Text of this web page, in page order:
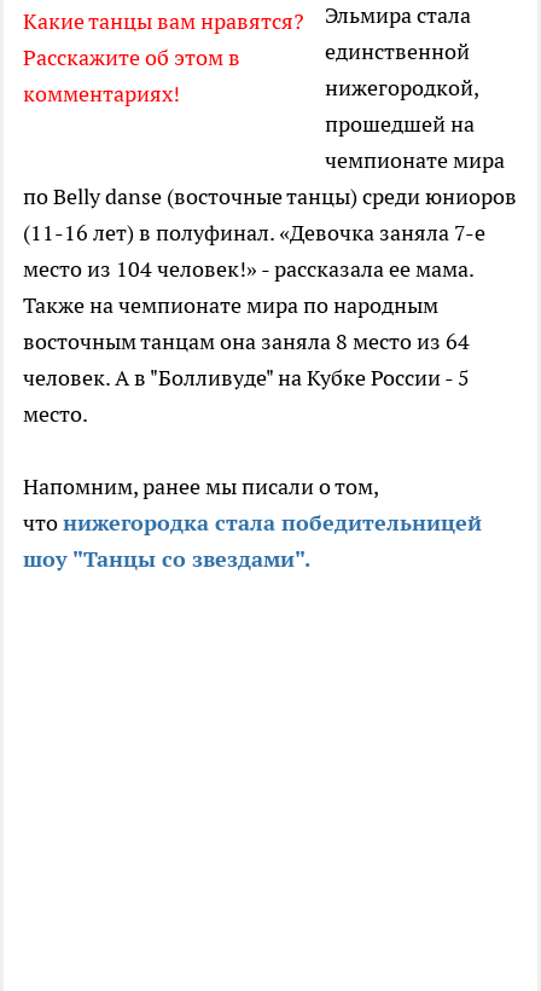
Какие танцы вам нравятся?
Расскажите об этом в
комментариях!
Эльмира стала
единственной
нижегородкой,
прошедшей на
чемпионате мира
по Belly danse (восточные танцы) среди юниоров
(11-16 лет) в полуфинал. «Девочка заняла 7-е
место из 104 человек!» - рассказала ее мама.
Также на чемпионате мира по народным
восточным танцам она заняла 8 место из 64
человек. А в "Болливуде" на Кубке России - 5
место.
Напомним, ранее мы писали о том,
чтонижегородка стала победительницей
шоу "Танцы со звездами".